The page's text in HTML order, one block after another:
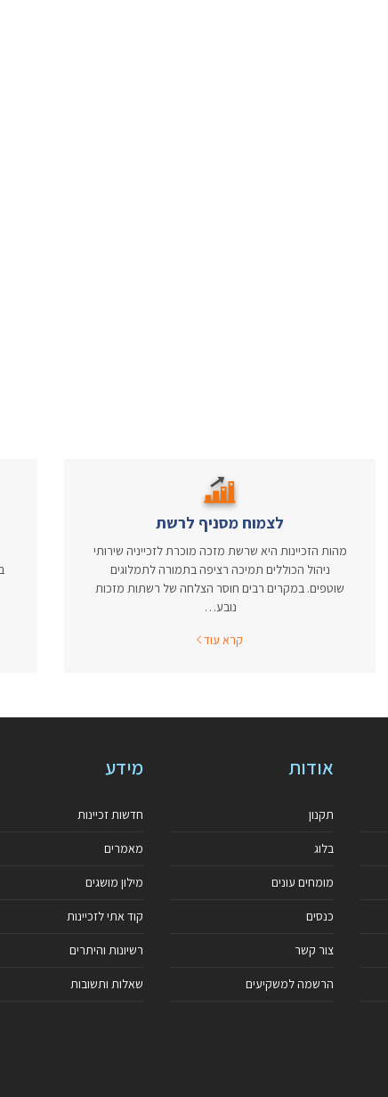
לצמוח מסניף לרשת
מהות הזכיינות היא שרשת מזכה מוכרת לזכייניה שירותי
ניהול הכוללים תמיכה רציפה בתמורה לתמלוגים
שוטפים. במקרים רבים חוסר הצלחה של רשתות מזכות
נובע…
קרא עוד
אודות
תקנון
בלוג
מומחים עונים
כנסים
צור קשר
הרשמה למשקיעים
מידע
חדשות זכיינות
מאמרים
מילון מושגים
קוד אתי לזכיינות
רשיונות והיתרים
שאלות ותשובות